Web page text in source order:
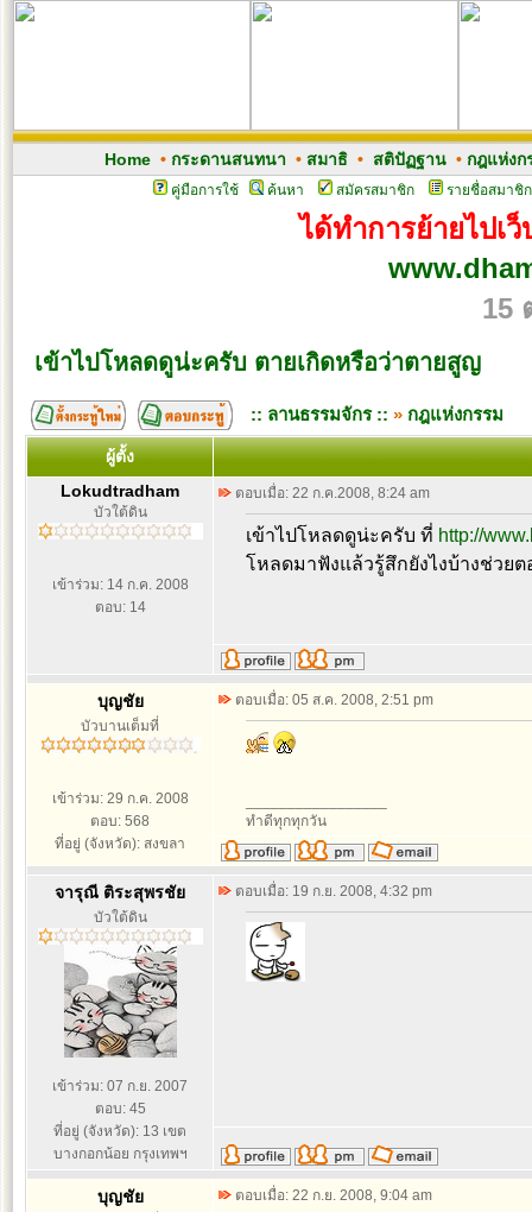
Home• กระดานสนทนา • สมาธิ• สติปัฏฐาน• กฎแห่งก
คู่มือการใช้ ค้นหา สมัครสมาชิก รายชื่อสมาชิก
ได้ทำการย้ายไปเ
15
เข้าไปโหลดดูน่ะครับ ตายเกิดหรือว่าตายสูญ
:: ลานธรรมจักร :: » กฎแห่งกรรม
ผู้ตั้ง
Lokudtradham
บัวใต้ดิน
เข้าร่วม: 14 ก.ค. 2008
ตอบ: 14
ตอบเมื่อ: 22 ก.ค.2008, 8:24 am
เข้าไปโหลดดูน่ะครับ ที่ http://
โหลดมาฟังแล้วรู้สึกยังไงบ้างช่วย
บุญชัย
บัวบานเต็มที่
เข้าร่วม: 29 ก.ค. 2008
ตอบ: 568
ที่อยู่ (จังหวัด): สงขลา
ตอบเมื่อ: 05 ส.ค. 2008, 2:51 pm
ทำดีทุกทุกวัน
จารุณี ติระสุพรชัย
บัวใต้ดิน
เข้าร่วม: 07 ก.ย. 2007
ตอบ: 45
ที่อยู่ (จังหวัด): 13 เขต
บางกอกน้อย กรุงเทพฯ
ตอบเมื่อ: 19 ก.ย. 2008, 4:32 pm
บุญชัย ตอบเมื่อ: 22 ก.ย. 2008, 9:04 am